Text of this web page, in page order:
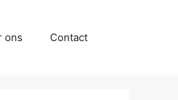
ons Contact